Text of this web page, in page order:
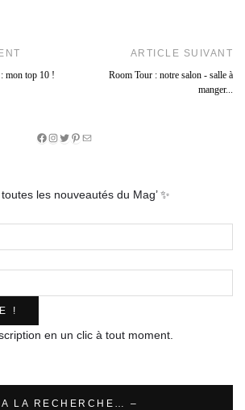
mon top 10 !
ARTICLE SUIVANT
Room Tour : notre salon - salle à
manger...
Facebook
Instagram
Twitter
Pinterest
E-
les nouveautés du Mag’ ✨
en un clic à tout moment.
LA RECHERCHE… –